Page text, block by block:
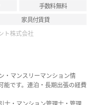
手数料無料
家具付賃貸
ト株式会社
・マンスリーマンション情
能です。連泊・長期出張の経費